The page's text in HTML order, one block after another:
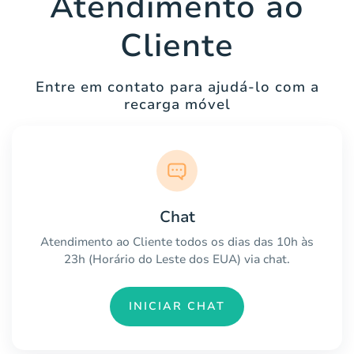
Cliente
Entre em contato para ajudá-lo com a
recarga móvel
Chat
Atendimento ao Cliente todos os dias das 10h às
23h (Horário do Leste dos EUA) via chat.
INICIAR CHAT